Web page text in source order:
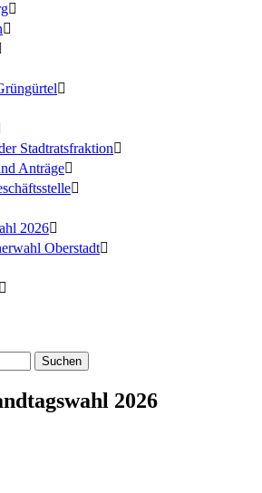
Stadtratsfraktion
Anträge
2026
Oberstadt
2026